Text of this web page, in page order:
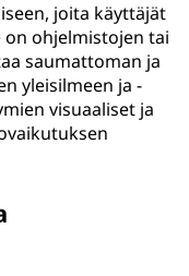
joita käyttäjät
on ohjelmistojen tai
saumattoman ja
yleisilmeen ja -
visuaaliset ja